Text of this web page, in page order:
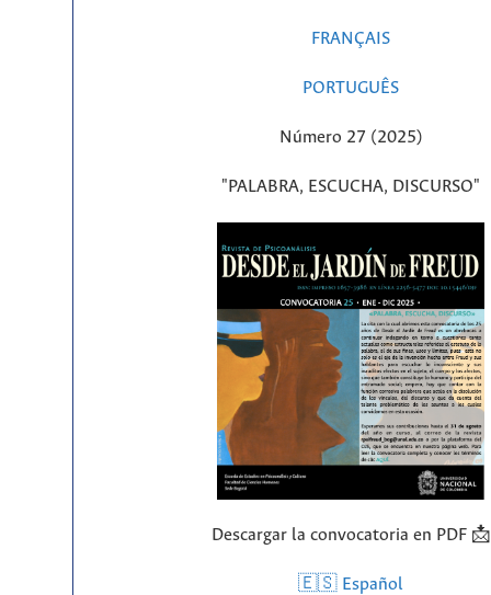
FRANÇAIS
PORTUGUÊS
Número 27 (2025)
"PALABRA, ESCUCHA, DISCURSO"
Descargar la convocatoria en PDF 📩
🇪🇸 Español